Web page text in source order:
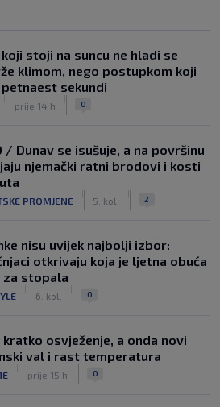
stoji na suncu ne hladi se
klimom, nego postupkom koji
sekundi
prije 14 h 0
/ Dunav se isušuje, a na površinu
njemački ratni brodovi i kosti
PROMJENE 5. kol. 2
nisu uvijek najbolji izbor:
otkrivaju koja je ljetna obuća
za stopala
6. kol. 0
kratko osvježenje, a onda novi
val i rast temperatura
prije 15 h 0